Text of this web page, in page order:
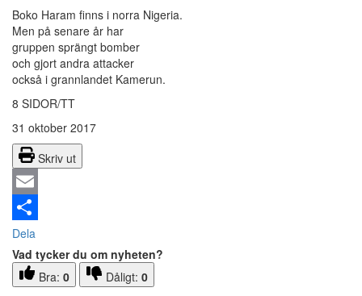
Boko Haram finns i norra Nigeria.
Men på senare år har
gruppen sprängt bomber
och gjort andra attacker
också i grannlandet Kamerun.
8 SIDOR/TT
31 oktober 2017
Skriv ut
Email
Dela
Vad tycker du om nyheten?
Bra: 0 Dåligt: 0